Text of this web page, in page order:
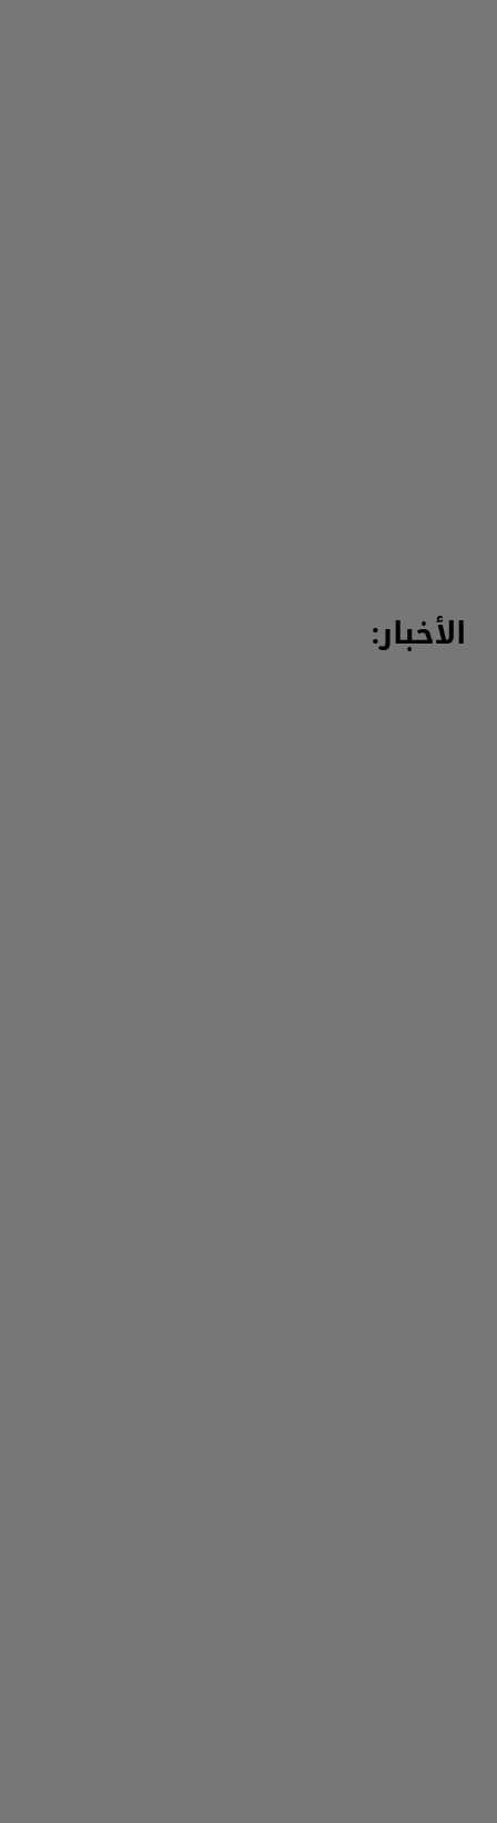
الأخبار: